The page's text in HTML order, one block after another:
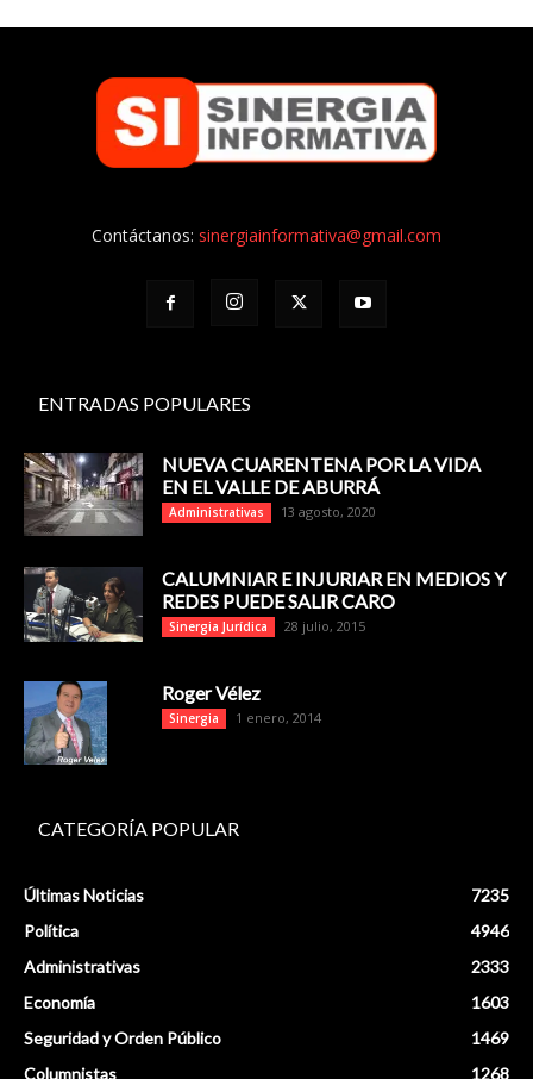
Contáctanos: sinergiainformativa@gmail.com
ENTRADAS POPULARES
NUEVA CUARENTENA POR LA VIDA
EN EL VALLE DE ABURRÁ
Administrativas 13 agosto, 2020
CALUMNIAR E INJURIAR EN MEDIOS Y
REDES PUEDE SALIR CARO
Sinergia Jurídica 28 julio, 2015
Roger Vélez
Sinergia 1 enero, 2014
CATEGORÍA POPULAR
Últimas Noticias
7235
Política
4946
Administrativas
2333
Economía
1603
Seguridad y Orden Público
1469
Columnistas
1268